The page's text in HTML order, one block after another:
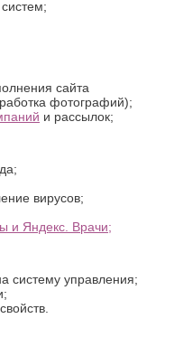
сайта
фотографий);
и рассылок;
вирусов;
и Яндекс. Врачи;
систему управления;